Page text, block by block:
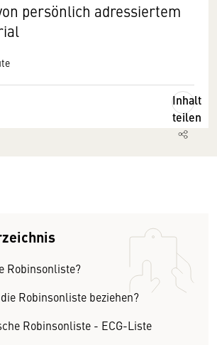
persönlich adressiertem
Inhalt
teilen
Robinsonliste?
Robinsonliste beziehen?
Robinsonliste - ECG-Liste